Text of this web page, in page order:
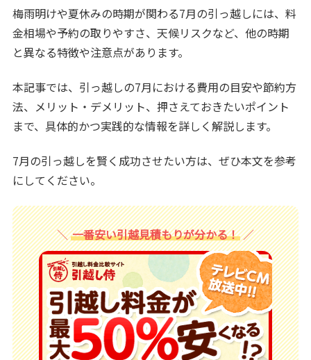
梅雨明けや夏休みの時期が関わる7月の引っ越しには、料
金相場や予約の取りやすさ、天候リスクなど、他の時期
と異なる特徴や注意点があります。
本記事では、引っ越しの7月における費用の目安や節約方
法、メリット・デメリット、押さえておきたいポイント
まで、具体的かつ実践的な情報を詳しく解説します。
7月の引っ越しを賢く成功させたい方は、ぜひ本文を参考
にしてください。
一番安い引越見積もりが分かる！